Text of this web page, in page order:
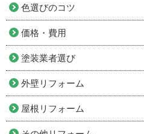
色選びのコツ
価格・費用
塗装業者選び
外壁リフォーム
屋根リフォーム